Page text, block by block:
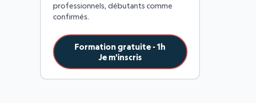
professionnels, débutants comme
confirmés.
Formation gratuite - 1h
Je m'inscris